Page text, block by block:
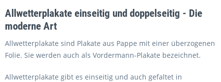
Allwetterplakate einseitig und doppelseitig - Die
moderne Art
Allwetterplakate sind Plakate aus Pappe mit einer überzogenen
Folie. Sie werden auch als Vordermann-Plakate bezeichnet.
Allwetterplakate gibt es einseitig und auch gefaltet in